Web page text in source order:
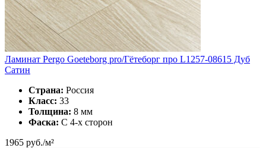
Ламинат Pergo Goeteborg pro/Гётеборг про L1257-08615 Дуб
Сатин
Страна: Россия
Класс: 33
Толщина: 8 мм
Фаска: С 4-x сторон
1965 руб./м²